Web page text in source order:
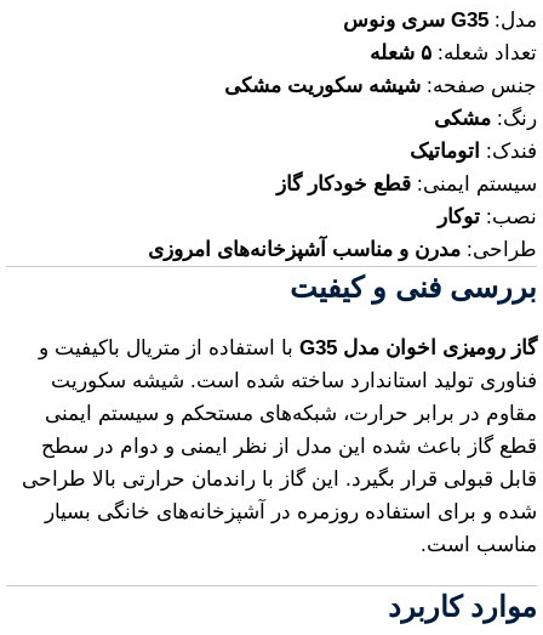
مدل: G35 سری ونوس
تعداد شعله: ۵ شعله
جنس صفحه: شیشه سکوریت مشکی
رنگ: مشکی
فندک: اتوماتیک
سیستم ایمنی: قطع خودکار گاز
نصب: توکار
طراحی: مدرن و مناسب آشپزخانه‌های امروزی
بررسی فنی و کیفیت
گاز رومیزی اخوان مدل G35
با استفاده از متریال باکیفیت و
فناوری تولید استاندارد ساخته شده است. شیشه سکوریت
مقاوم در برابر حرارت، شبکه‌های مستحکم و سیستم ایمنی
قطع گاز باعث شده این مدل از نظر ایمنی و دوام در سطح
قابل قبولی قرار بگیرد. این گاز با راندمان حرارتی بالا طراحی
شده و برای استفاده روزمره در آشپزخانه‌های خانگی بسیار
مناسب است.
موارد کاربرد